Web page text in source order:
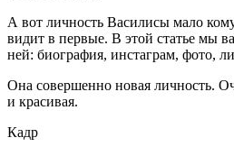
А вот личность Василисы мало
видит в первые. В этой статье мы
ней: биография, инстаграм, фото,
Она совершенно новая личность.
и красивая.
Кадр